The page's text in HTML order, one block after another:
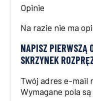
Opinie
Na razie nie ma
NAPISZ PIERWSZĄ
SKRZYNEK
Twój adres e-mail
Wymagane pola